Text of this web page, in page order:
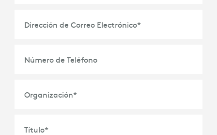
Dirección de Correo Electrónico*
Número de Teléfono
Organización*
Título*